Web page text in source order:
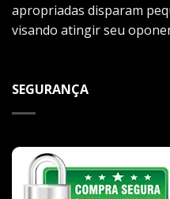
apropriadas disparam
visando atingir seu
SEGURANÇA